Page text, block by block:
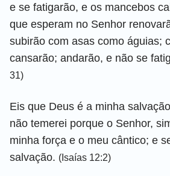
e se fatigarão, e os mancebos
que esperam no Senhor
subirão com asas como águias;
cansarão; andarão, e não se
31)
Eis que Deus é a minha
não temerei porque o Senhor,
minha força e o meu cântico; e
salvação. (Isaías 12:2)